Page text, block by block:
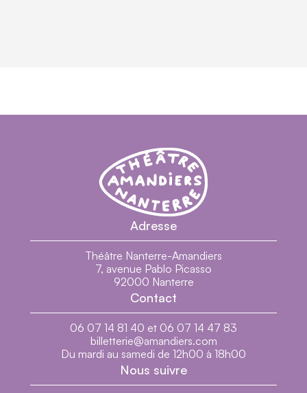
Théâtre Nanterre-Amandiers - Centre
Théâtre Nanterre-Amandiers
Adresse
Théâtre Nanterre-Amandiers
7, avenue Pablo Picasso
92000 Nanterre
Contact
06 07 14 81 40 et 06 07 14 47 83
billetterie@amandiers.com
Du mardi au samedi de 12h00 à 18h00
Nous suivre